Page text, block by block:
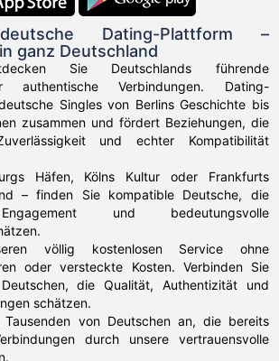
Dating-Plattform –
ganz Deutschland
Sie Deutschlands führende
authentische Verbindungen. Dating-
Singles von Berlins Geschichte bis
zusammen und fördert Beziehungen, die
und echter Kompatibilität
Häfen, Kölns Kultur oder Frankfurts
– finden Sie kompatible Deutsche, die
und bedeutungsvolle
völlig kostenlosen Service ohne
oder versteckte Kosten. Verbinden Sie
die Qualität, Authentizität und
schätzen.
Tausenden von Deutschen an, die bereits
durch unsere vertrauensvolle